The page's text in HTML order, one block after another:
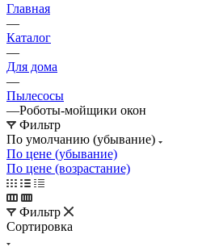
Главная
—
Каталог
—
Для дома
—
Пылесосы
—Роботы-мойщики окон
Фильтр
По умолчанию (убывание)
По цене (убывание)
По цене (возрастание)
Фильтр
Сортировка